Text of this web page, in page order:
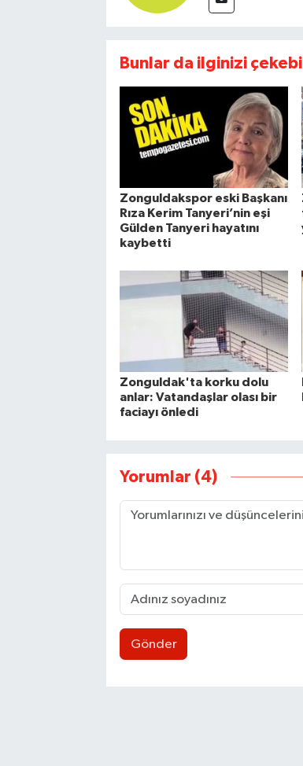
Bunlar da ilginizi
Zonguldakspor eski Başkanı
Rıza Kerim Tanyeri’nin eşi
Gülden Tanyeri hayatını
kaybetti
Zonguldak'ta korku dolu
anlar: Vatandaşlar olası bir
faciayı önledi
Yorumlar (4)
Gönder